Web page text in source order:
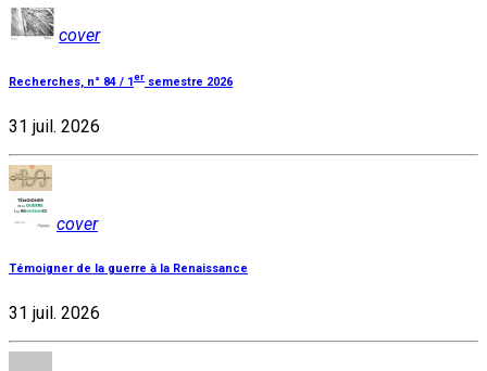
cover
Recherches, n° 84 / 1 er semestre 2026
31 juil. 2026
cover
Témoigner de la guerre à la Renaissance
31 juil. 2026